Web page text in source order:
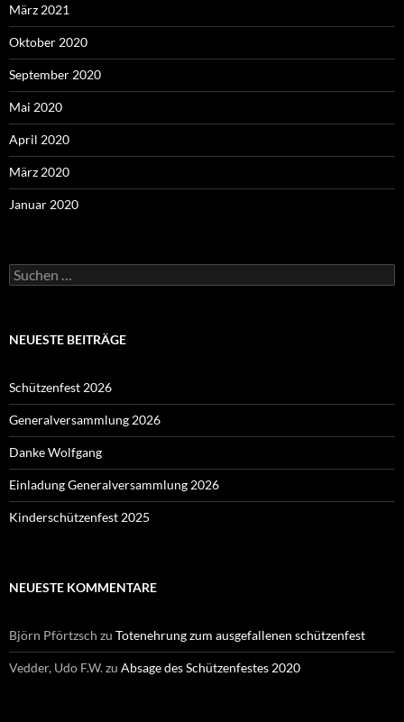
März 2021
Oktober 2020
September 2020
Mai 2020
April 2020
März 2020
Januar 2020
Suchen
nach:
NEUESTE BEITRÄGE
Schützenfest 2026
Generalversammlung 2026
Danke Wolfgang
Einladung Generalversammlung 2026
Kinderschützenfest 2025
NEUESTE KOMMENTARE
Björn Pförtzsch zu Totenehrung zum ausgefallenen schützenfest
Vedder, Udo F.W.zu Absage des Schützenfestes 2020